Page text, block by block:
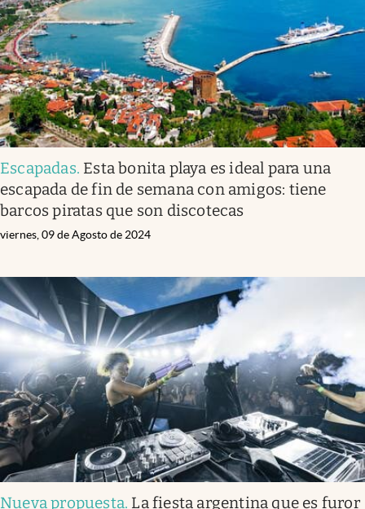
Escapadas. Esta bonita playa es ideal para una
escapada de fin de semana con amigos: tiene
barcos piratas que son discotecas
viernes, 09 de Agosto de 2024
Nueva propuesta. La fiesta argentina que es furor